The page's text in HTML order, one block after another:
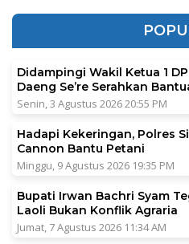
Didampingi Wakil Ketua 1
Daeng Se’re Serahkan
Senin, 3 Agustus 2026 20:55 PM
Hadapi Kekeringan, Polres
Cannon Bantu Petani
Minggu, 9 Agustus 2026 19:35 PM
Bupati Irwan Bachri Syam
Laoli Bukan Konflik Agraria
Jumat, 7 Agustus 2026 11:34 AM